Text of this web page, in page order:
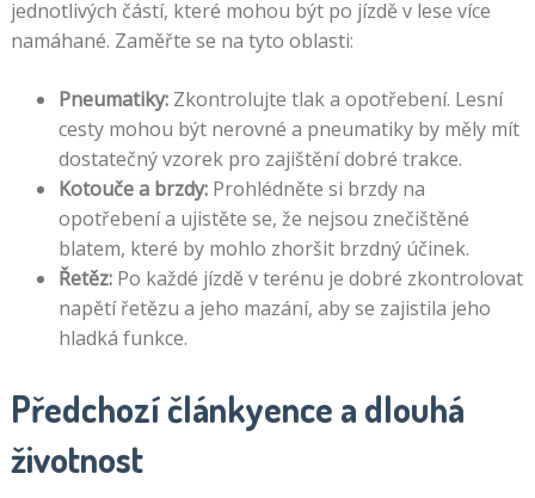
jednotlivých částí, které mohou být po jízdě v lese více
namáhané. Zaměřte se na tyto oblasti:
Pneumatiky:Zkontrolujte tlak a opotřebení. Lesní
cesty mohou být nerovné a pneumatiky by měly mít
dostatečný vzorek pro zajištění dobré trakce.
Kotouče a brzdy:Prohlédněte si brzdy na
opotřebení a ujistěte se, že nejsou znečištěné
blatem, které by mohlo zhoršit brzdný účinek.
Řetěz:Po každé jízdě v terénu je dobré zkontrolovat
napětí řetězu a jeho mazání, aby se zajistila jeho
hladká funkce.
Předchozí článkyence a dlouhá
životnost